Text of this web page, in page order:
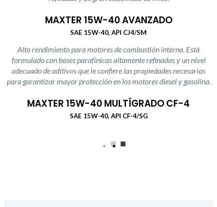
MAXTER 15W-40 AVANZADO
SAE 15W-40, API CJ4/SM
Alto rendimiento para motores de combustión interna. Está
formulado con bases parafínicas altamente refinadas y un nivel
adecuado de aditivos que le confiere las propiedades necesarias
para garantizar mayor protección en los motores diesel y gasolina.
MAXTER 15W-40 MULTÍGRADO CF-4
SAE 15W-40, API CF-4/SG